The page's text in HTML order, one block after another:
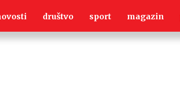
društvo sport magazin